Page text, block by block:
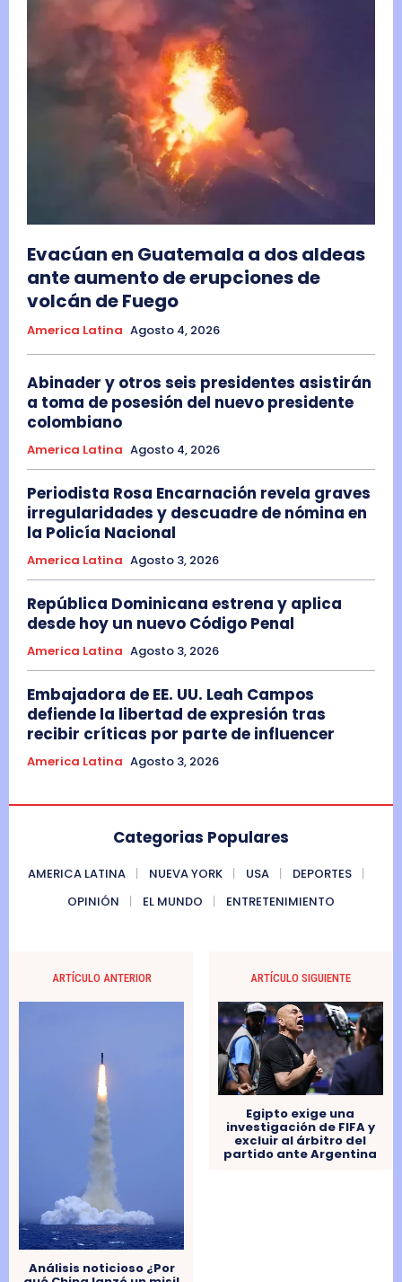
Evacúan en Guatemala a dos aldeas
ante aumento de erupciones de
volcán de Fuego
America Latina Agosto 4, 2026
Abinader y otros seis presidentes asistirán
a toma de posesión del nuevo presidente
colombiano
America Latina Agosto 4, 2026
Periodista Rosa Encarnación revela graves
irregularidades y descuadre de nómina en
la Policía Nacional
America Latina Agosto 3, 2026
República Dominicana estrena y aplica
desde hoy un nuevo Código Penal
America Latina Agosto 3, 2026
Embajadora de EE. UU. Leah Campos
defiende la libertad de expresión tras
recibir críticas por parte de influencer
America Latina Agosto 3, 2026
Categorias Populares
AMERICA LATINA NUEVA YORK USA
DEPORTES
OPINIÓN
EL MUNDO ENTRETENIMIENTO
ARTÍCULO ANTERIOR
Análisis noticioso ¿Por
ARTÍCULO SIGUIENTE
Egipto exige una
investigación de FIFA y
excluir al árbitro del
partido ante Argentina